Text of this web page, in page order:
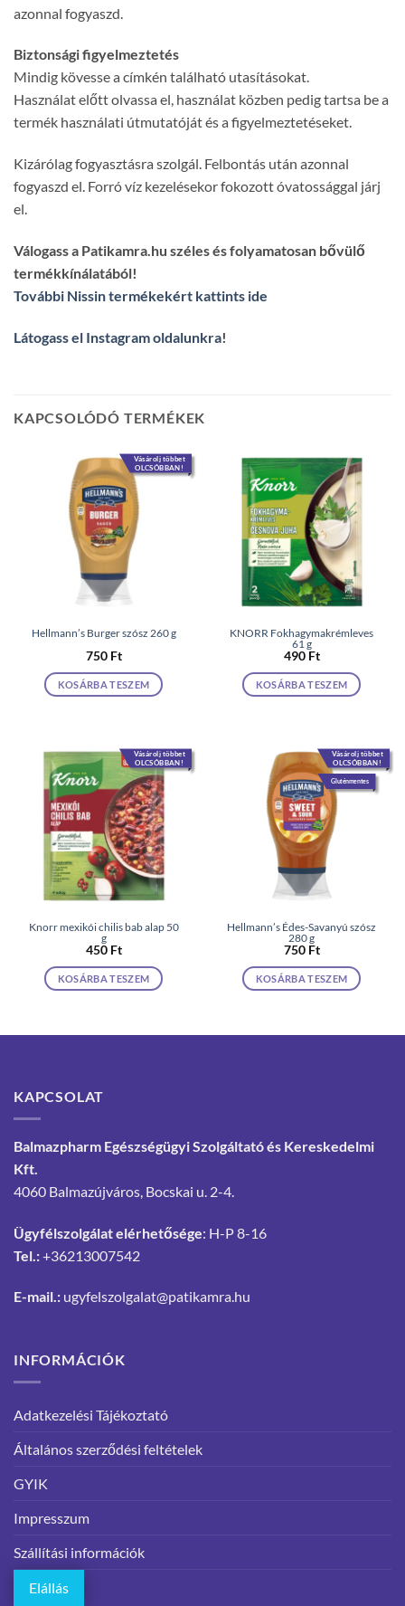
azonnal fogyaszd.
Biztonsági figyelmeztetés
Mindig kövesse a címkén található utasításokat.
Használat előtt olvassa el, használat közben pedig tartsa be a
termék használati útmutatóját és a figyelmeztetéseket.
Kizárólag fogyasztásra szolgál. Felbontás után azonnal
fogyaszd el. Forró víz kezelésekor fokozott óvatossággal járj
el.
Válogass a Patikamra.hu széles és folyamatosan bővülő
termékkínálatából!
További Nissin termékekért kattints ide
Látogass el Instagram oldalunkra!
KAPCSOLÓDÓ TERMÉKEK
Vásárolj többet
OLCSÓBBAN!
Hellmann’s Burger szósz 260 g
750 Ft
KOSÁRBA TESZEM
KNORR Fokhagymakrémleves
61 g
490 Ft
KOSÁRBA TESZEM
Vásárolj többet
OLCSÓBBAN!
Knorr mexikói chilis bab alap 50
g
450 Ft
KOSÁRBA TESZEM
Vásárolj többet
OLCSÓBBAN!
Gluténmentes
Hellmann’s Édes-Savanyú szósz
280 g
750 Ft
KOSÁRBA TESZEM
KAPCSOLAT
Balmazpharm Egészségügyi Szolgáltató és Kereskedelmi
Kft.
4060 Balmazújváros, Bocskai u. 2-4.
Ügyfélszolgálat elérhetősége: H-P 8-16
Tel.:+36213007542
E-mail.: ugyfelszolgalat@patikamra.hu
INFORMÁCIÓK
Adatkezelési Tájékoztató
Általános szerződési feltételek
GYIK
Impresszum
Szállítási információk
Elállás